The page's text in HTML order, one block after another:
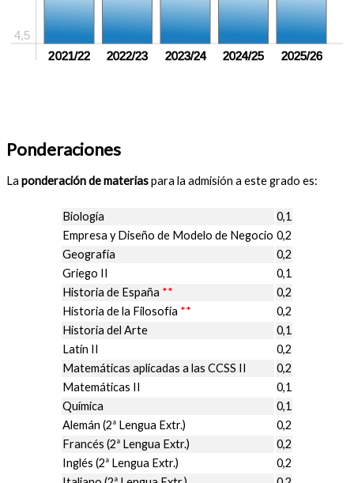
4,5
2021/22 2022/23 2023/24 2024/25 2025/26
Ponderaciones
La ponderación de materiaspara la admisión a este grado es:
Biología
0,1
Empresa y Diseño de Modelo de Negocio 0,2
Geografía
0,2
Griego II
0,1
Historia de España **
0,2
Historia de la Filosofía **
0,2
Historia del Arte
0,1
Latín II
0,2
Matemáticas aplicadas a las CCSS II
0,2
Matemáticas II
0,1
Química
0,1
Alemán (2ª Lengua Extr.)
0,2
Francés (2ª Lengua Extr.)
0,2
Inglés (2ª Lengua Extr.)
0,2